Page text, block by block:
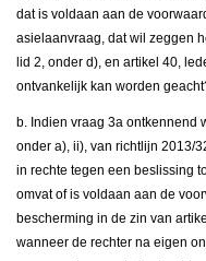
dat is voldaan aan de
asielaanvraag, dat wil zeggen
lid 2, onder d), en artikel 40,
ontvankelijk kan worden
b. Indien vraag 3a ontkennend
onder a), ii), van richtlijn 2013/
in rechte tegen een beslissing
omvat of is voldaan aan de
bescherming in de zin van
wanneer de rechter na eigen